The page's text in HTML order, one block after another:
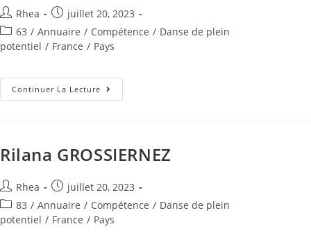
Rhea
juillet 20, 2023
63 / Annuaire / Compétence / Danse de plein
potentiel / France / Pays
Continuer La Lecture
Rilana GROSSIERNEZ
Rhea
juillet 20, 2023
83 / Annuaire / Compétence / Danse de plein
potentiel / France / Pays